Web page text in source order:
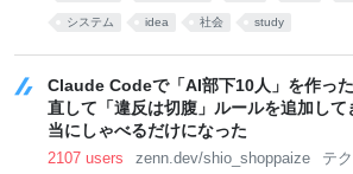
システム idea 社会 study
Claude Codeで「AI部下10人」を作っ
直して「違反は切腹」ルールを追加して
当にしゃべるだけになった
2107 users zenn.dev/shio_shoppaize テ